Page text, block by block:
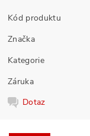
Kód produktu
Značka
Kategorie
Záruka
Dotaz